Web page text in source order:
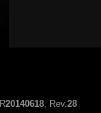
R20140618, Rev.28